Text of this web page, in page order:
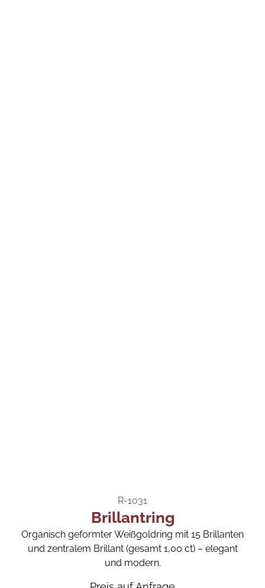
R-1031
Brillantring
Organisch geformter Weißgoldring mit 15 Brillanten
und zentralem Brillant (gesamt 1,00 ct) – elegant
und modern.